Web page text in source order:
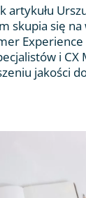
artykułu
skupia się na
Experience
i CX
jakości